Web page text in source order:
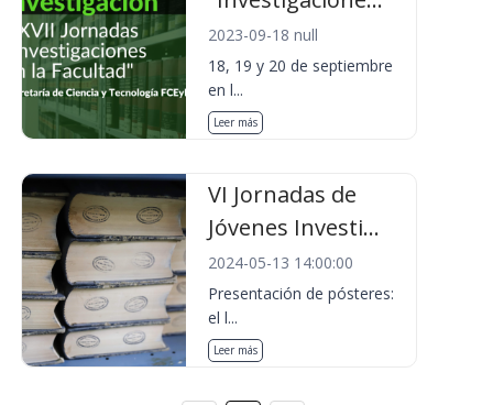
2023-09-18 null
18, 19 y 20 de septiembre
en l...
Leer más
VI Jornadas de
Jóvenes Investi...
2024-05-13 14:00:00
Presentación de pósteres:
el l...
Leer más